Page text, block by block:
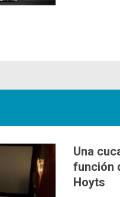
Una
función
Hoyts